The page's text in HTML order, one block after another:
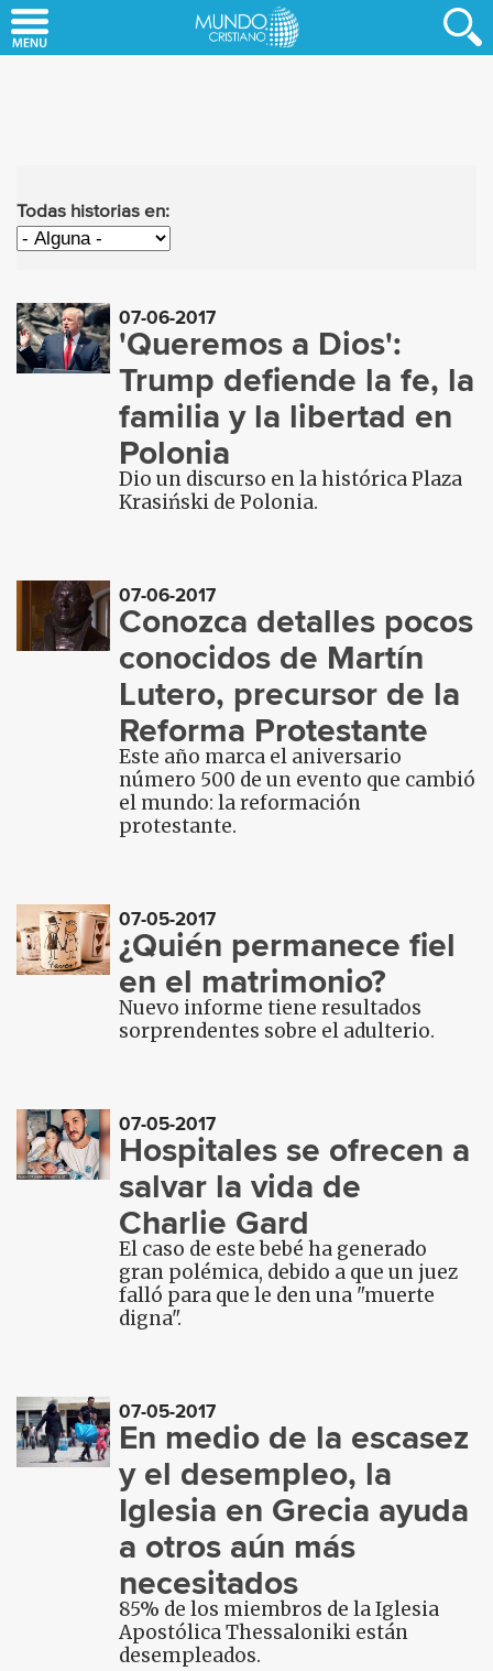
to
Todas historias en:
07-06-2017
'Queremos a Dios':
Trump defiende la fe, la
familia y la libertad en
Polonia
Dio un discurso en la histórica Plaza
Krasiński de Polonia.
07-06-2017
Conozca detalles pocos
conocidos de Martín
Lutero, precursor de la
Reforma Protestante
Este año marca el aniversario
número 500 de un evento que cambió
el mundo: la reformación
protestante.
07-05-2017
¿Quién permanece fiel
en el matrimonio?
Nuevo informe tiene resultados
sorprendentes sobre el adulterio.
07-05-2017
Hospitales se ofrecen a
salvar la vida de
Charlie Gard
El caso de este bebé ha generado
gran polémica, debido a que un juez
falló para que le den una "muerte
digna".
07-05-2017
En medio de la escasez
y el desempleo, la
Iglesia en Grecia ayuda
a otros aún más
necesitados
85% de los miembros de la Iglesia
Apostólica Thessaloniki están
desempleados.